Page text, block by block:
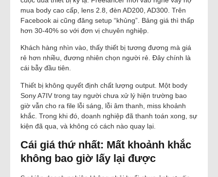
mua body cao cấp, lens 2.8, đèn AD200, AD300. Trên
Facebook ai cũng đăng setup “khủng”. Bảng giá thì thấp
hơn 30-40% so với đơn vị chuyên nghiệp.
Khách hàng nhìn vào, thấy thiết bị tương đương mà giá
rẻ hơn nhiều, đương nhiên chọn người rẻ. Đây chính là
cái bẫy đầu tiên.
Thiết bị không quyết định chất lượng output. Một body
Sony A7IV trong tay người chưa xử lý hiện trường bao
giờ vẫn cho ra file lỗi sáng, lỗi âm thanh, miss khoảnh
khắc. Trong khi đó, doanh nghiệp đã thanh toán xong, sự
kiện đã qua, và không có cách nào quay lại.
Cái giá thứ nhất: Mất khoảnh khắc
không bao giờ lấy lại được